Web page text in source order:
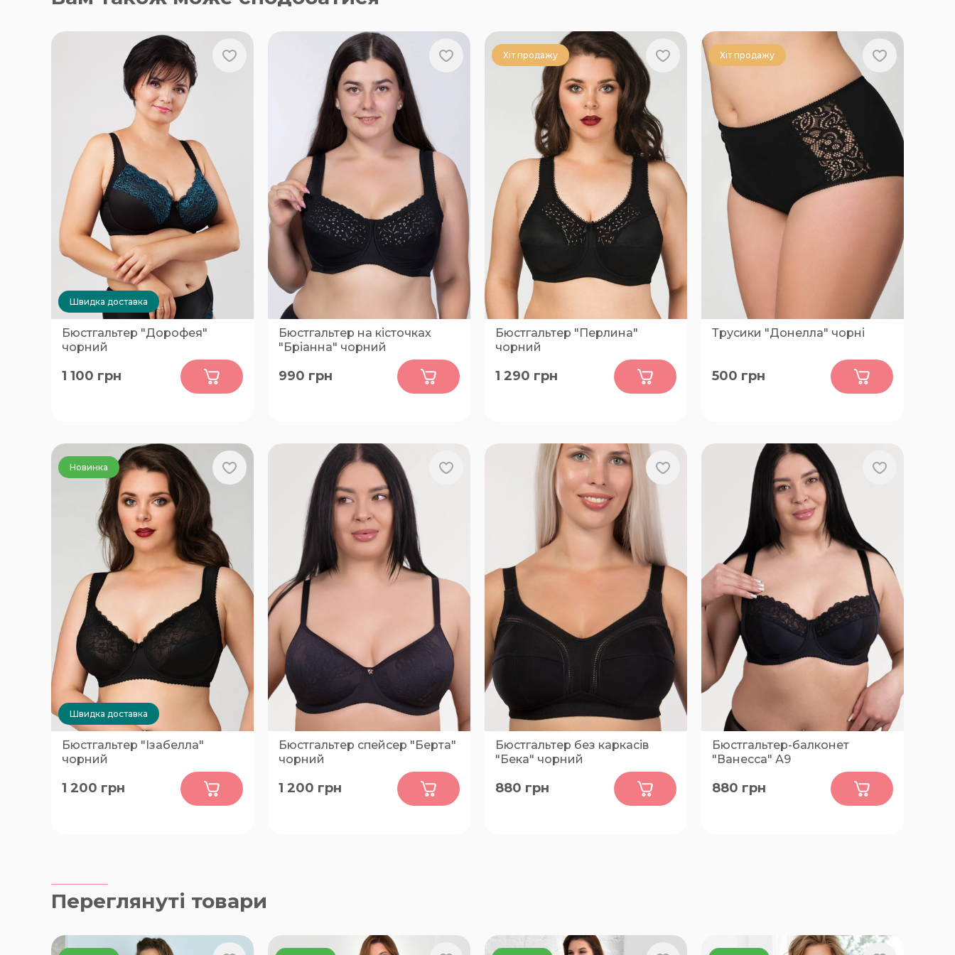
Швидка доставка
Бюстгальтер "Дорофея"
чорний
1 100 грн
Бюстгальтер на кісточках
"Бріанна" чорний
80-C, 80-D, 80-E, 80-F, 80-G, 85-
990 грн
Хіт продажу
Бюстгальтер "Перлина"
чорний
80-F, 85-F, 85-G, 85-H, 90-F, 90-G,
1 290 грн
Хіт продажу
Трусики "Донелла" чорні
500 грн
Новинка
Швидка доставка
Бюстгальтер "Ізабелла"
чорний
1 200 грн
Бюстгальтер спейсер "Берта"
чорний
70-B, 70-C, 70-D, 75-B, 75-C, 75-
1 200 грн
Бюстгальтер без каркасів
"Бека" чорний
80-D, 80-E, 80-F, 80-G, 85-C, 85-
880 грн
Бюстгальтер-балконет
"Ванесcа" А9
75-C, 75-D, 75-E, 75-F, 75-G, 80-C,
880 грн
Переглянуті товари